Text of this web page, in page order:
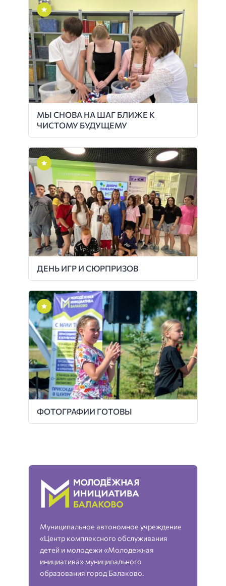
МЫ СНОВА НА ШАГ БЛИЖЕ К
ЧИСТОМУ БУДУЩЕМУ
ДЕНЬ ИГР И СЮРПРИЗОВ
ФОТОГРАФИИ ГОТОВЫ
Муниципальное автономное учреждение
«Центр комплексного обслуживания
детей и молодежи «Молодежная
инициатива» муниципального
образования город Балаково.